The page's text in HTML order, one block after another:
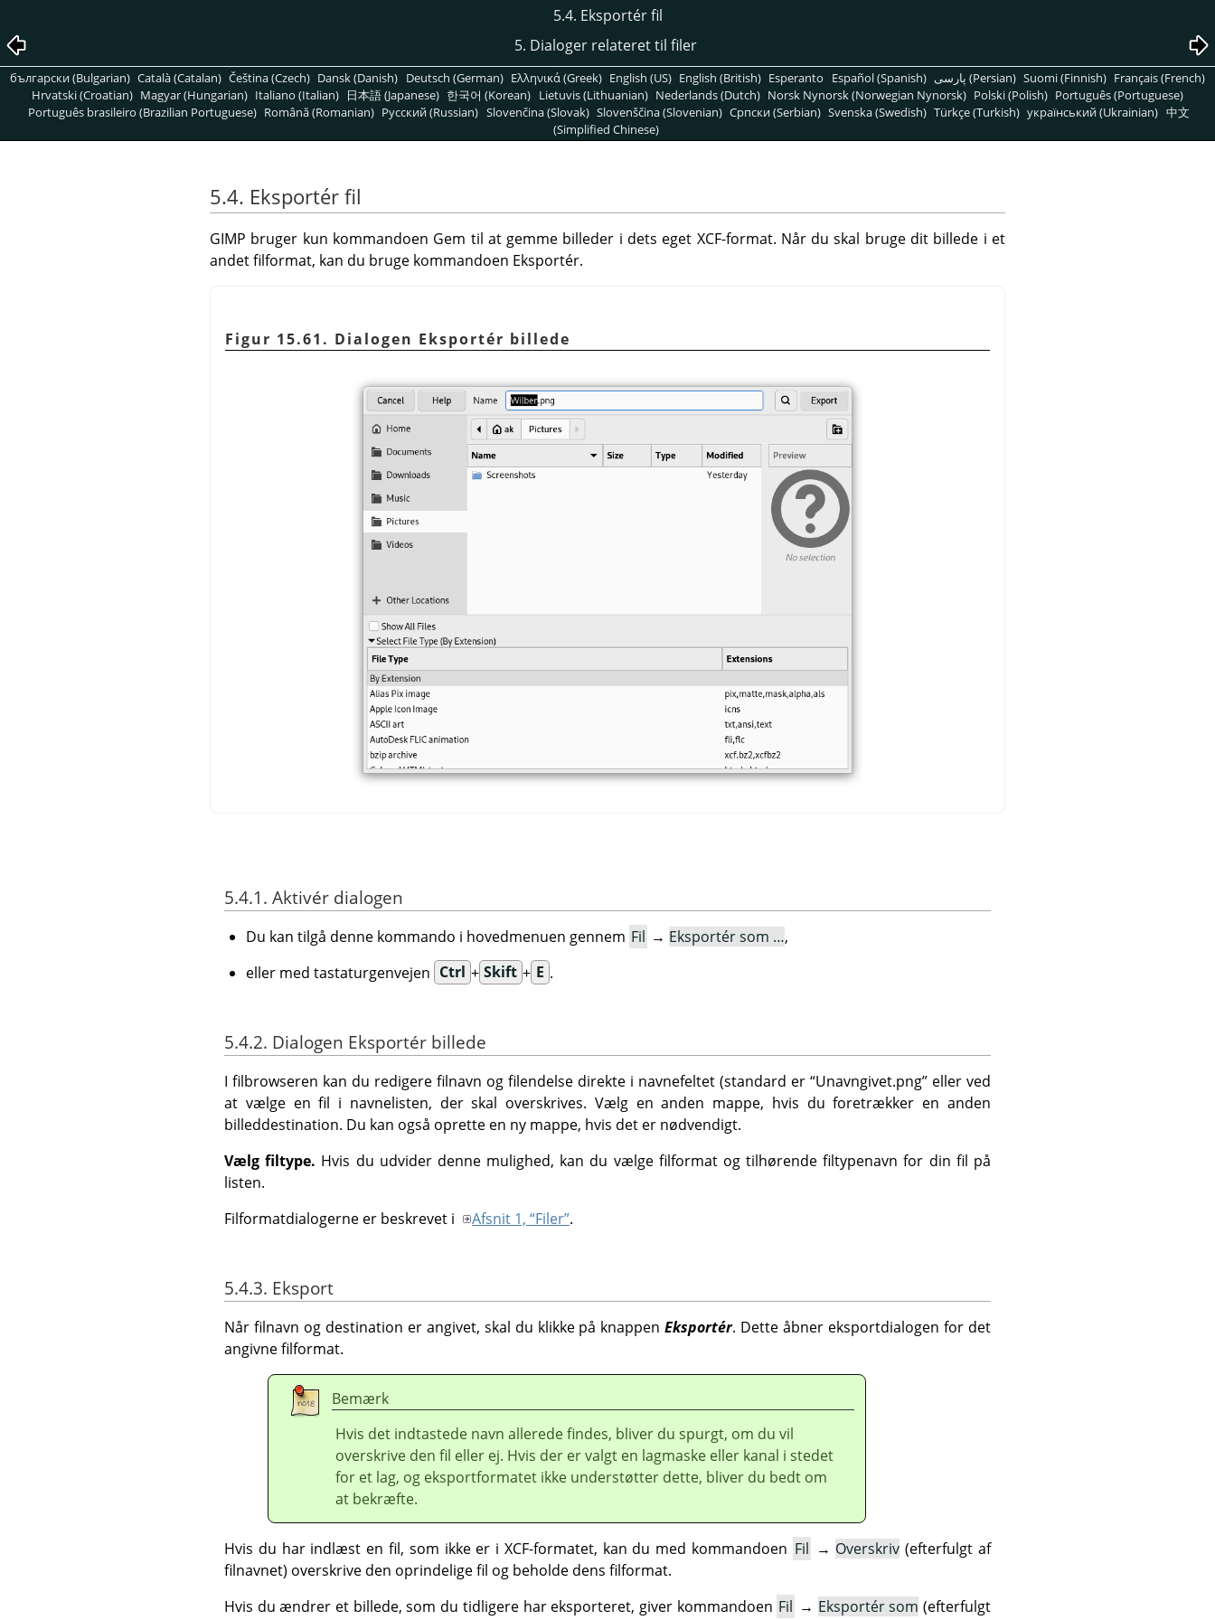
5.4. Eksportér fil
5. Dialoger relateret til filer
български (Bulgarian) Català (Catalan) Čeština (Czech) Dansk (Danish) Deutsch (German) Ελληνικά (Greek) English (US) English (British) Esperanto Español (Spanish) پارسی (Persian) Suomi (Finnish) Français (French)
Hrvatski (Croatian) Magyar (Hungarian) Italiano (Italian) 日本語 (Japanese) 한국어 (Korean) Lietuvis (Lithuanian) Nederlands (Dutch) Norsk Nynorsk (Norwegian Nynorsk) Polski (Polish) Português (Portuguese)
Português brasileiro (Brazilian Portuguese) Română (Romanian) Pусский (Russian) Slovenčina (Slovak) Slovenščina (Slovenian) Српски (Serbian) Svenska (Swedish) Türkçe (Turkish) український (Ukrainian) 中文
(Simplified Chinese)
5.4. Eksportér fil
GIMP bruger kun kommandoen Gem til at gemme billeder i dets eget XCF-format. Når du skal bruge dit billede i et
andet filformat, kan du bruge kommandoen Eksportér.
Figur 15.61. Dialogen Eksportér billede
5.4.1. Aktivér dialogen
Du kan tilgå denne kommando i hovedmenuen gennem Fil → Eksportér som …,
eller med tastaturgenvejen Ctrl + Skift + E .
5.4.2. Dialogen Eksportér billede
I filbrowseren kan du redigere filnavn og filendelse direkte i navnefeltet (standard er “Unavngivet.png” eller ved
at vælge en fil i navnelisten, der skal overskrives. Vælg en anden mappe, hvis du foretrækker en anden
billeddestination. Du kan også oprette en ny mappe, hvis det er nødvendigt.
Vælg filtype. Hvis du udvider denne mulighed, kan du vælge filformat og tilhørende filtypenavn for din fil på
listen.
Filformatdialogerne er beskrevet i
Afsnit 1, “Filer”.
5.4.3. Eksport
Når filnavn og destination er angivet, skal du klikke på knappenEksportér. Dette åbner eksportdialogen for det
angivne filformat.
Bemærk
Hvis det indtastede navn allerede findes, bliver du spurgt, om du vil
overskrive den fil eller ej. Hvis der er valgt en lagmaske eller kanal i stedet
for et lag, og eksportformatet ikke understøtter dette, bliver du bedt om
at bekræfte.
Hvis du har indlæst en fil, som ikke er i XCF-formatet, kan du med kommandoen Fil → Overskriv (efterfulgt af
filnavnet) overskrive den oprindelige fil og beholde dens filformat.
Hvis du ændrer et billede, som du tidligere har eksporteret, giver kommandoen Fil → Eksportér som (efterfulgt